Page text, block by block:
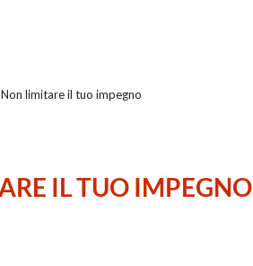
limitare il tuo impegno
IL TUO IMPEGNO